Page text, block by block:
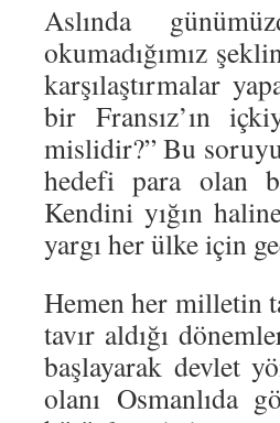
Aslında
okumadığımız
karşılaştırmalar
bir Fransız’ın
mislidir?” Bu
hedefi para olan
Kendini yığın
yargı her ülke için
Hemen her milletin
tavır aldığı
başlayarak devlet
olanı Osmanlıda